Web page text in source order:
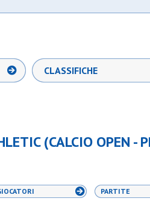
CLASSIFICHE
(CALCIO OPEN -
PARTITE